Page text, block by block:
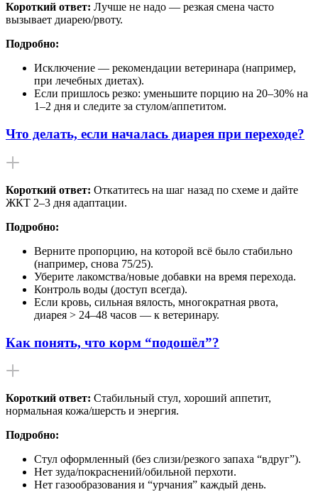
Короткий ответ: Лучше не надо — резкая смена часто
вызывает диарею/рвоту.
Подробно:
Исключение — рекомендации ветеринара (например,
при лечебных диетах).
Если пришлось резко: уменьшите порцию на 20–30% на
1–2 дня и следите за стулом/аппетитом.
Что делать, если началась диарея при переходе?
Короткий ответ: Откатитесь на шаг назад по схеме и дайте
ЖКТ 2–3 дня адаптации.
Подробно:
Верните пропорцию, на которой всё было стабильно
(например, снова 75/25).
Уберите лакомства/новые добавки на время перехода.
Контроль воды (доступ всегда).
Если кровь, сильная вялость, многократная рвота,
диарея > 24–48 часов — к ветеринару.
Как понять, что корм “подошёл”?
Короткий ответ: Стабильный стул, хороший аппетит,
нормальная кожа/шерсть и энергия.
Подробно:
Стул оформленный (без слизи/резкого запаха “вдруг”).
Нет зуда/покраснений/обильной перхоти.
Нет газообразования и “урчания” каждый день.